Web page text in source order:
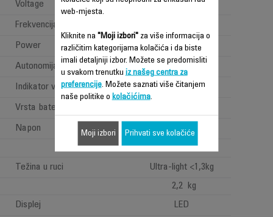
Voltage 100-240 V
Frekvencija
Power Power < 1 W
Autonomija Jako dugo (>=1h)
Indikator vremena rada Battery indicator
Vrsta baterije
Napon 18.5V
Težina u ruci
Ultra-light <1,3kg
2,2 kg
Displej
LED
web-mjesta.
Kliknite na "Moji izbori"za više informacija o
različitim kategorijama kolačića i da biste
imali detaljniji izbor. Možete se predomisliti
u svakom trenutku iz našeg centra za
preferencije. Možete saznati više čitanjem
naše politike o kolačićima.
Moji izbori Prihvati sve kolačiće